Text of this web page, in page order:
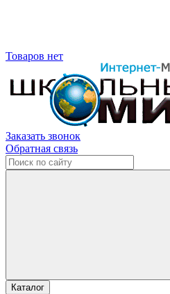
Товаров нет
Заказать звонок
Обратная связь
Каталог